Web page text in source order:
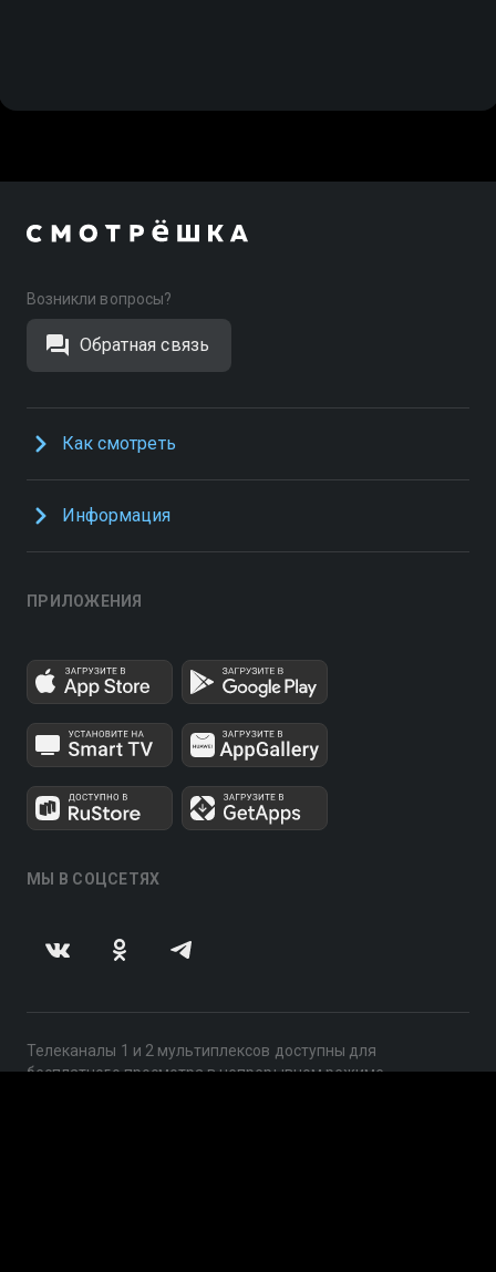
Возникли вопросы?
Обратная связь
Как смотреть
Информация
ПРИЛОЖЕНИЯ
МЫ В СОЦСЕТЯХ
Телеканалы 1 и 2 мультиплексов доступны для
бесплатного просмотра в непрерывном режиме,